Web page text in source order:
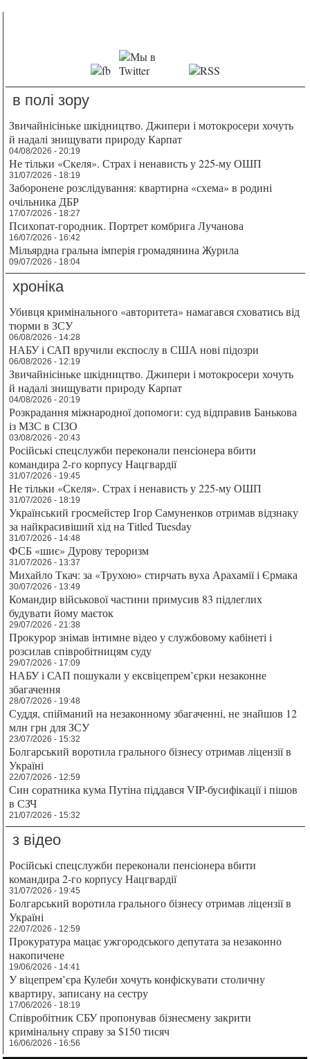
в полі зору
Звичайнісіньке шкідництво. Джипери і мотокросери хочуть
й надалі знищувати природу Карпат
04/08/2026 - 20:19
Не тільки «Скеля». Страх і ненависть у 225-му ОШП
31/07/2026 - 18:19
Заборонене розслідування: квартирна «схема» в родині
очільника ДБР
17/07/2026 - 18:27
Психопат-городник. Портрет комбрига Лучанова
16/07/2026 - 16:42
Мільярдна гральна імперія громадянина Журила
09/07/2026 - 18:04
хроніка
Убивця кримінального «авторитета» намагався сховатись від
тюрми в ЗСУ
06/08/2026 - 14:28
НАБУ і САП вручили експослу в США нові підозри
06/08/2026 - 12:19
Звичайнісіньке шкідництво. Джипери і мотокросери хочуть
й надалі знищувати природу Карпат
04/08/2026 - 20:19
Розкрадання міжнародної допомоги: суд відправив Банькова
із МЗС в СІЗО
03/08/2026 - 20:43
Російські спецслужби переконали пенсіонера вбити
командира 2-го корпусу Нацгвардії
31/07/2026 - 19:45
Не тільки «Скеля». Страх і ненависть у 225-му ОШП
31/07/2026 - 18:19
Український гросмейстер Ігор Самуненков отримав відзнаку
за найкрасивіший хід на Titled Tuesday
31/07/2026 - 14:48
ФСБ «шиє» Дурову тероризм
31/07/2026 - 13:37
Михайло Ткач: за «Трухою» стирчать вуха Арахамії і Єрмака
30/07/2026 - 13:49
Командир військової частини примусив 83 підлеглих
будувати йому маєток
29/07/2026 - 21:38
Прокурор знімав інтимне відео у службовому кабінеті і
розсилав співробітницям суду
29/07/2026 - 17:09
НАБУ і САП пошукали у ексвіцепрем’єрки незаконне
збагачення
28/07/2026 - 19:48
Суддя, спійманий на незаконному збагаченні, не знайшов 12
млн грн для ЗСУ
23/07/2026 - 15:32
Болгарський воротила грального бізнесу отримав ліцензії в
Україні
22/07/2026 - 12:59
Син соратника кума Путіна піддався VIP-бусифікації і пішов
в СЗЧ
21/07/2026 - 15:32
з відео
Російські спецслужби переконали пенсіонера вбити
командира 2-го корпусу Нацгвардії
31/07/2026 - 19:45
Болгарський воротила грального бізнесу отримав ліцензії в
Україні
22/07/2026 - 12:59
Прокуратура мацає ужгородського депутата за незаконно
накопичене
19/06/2026 - 14:41
У віцепрем’єра Кулеби хочуть конфіскувати столичну
квартиру, записану на сестру
17/06/2026 - 18:19
Співробітник СБУ пропонував бізнесмену закрити
кримінальну справу за $150 тисяч
16/06/2026 - 16:56